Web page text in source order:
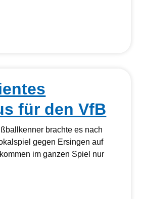
für den VfB
brachte es nach
gegen Ersingen auf
im ganzen Spiel nur